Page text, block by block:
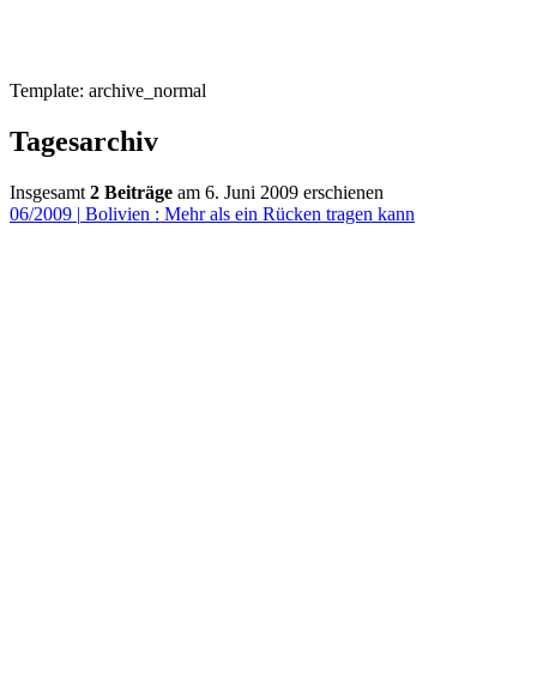
Template: archive_normal
Tagesarchiv
Insgesamt 2 Beiträge am 6. Juni 2009 erschienen
06/2009 | Bolivien : Mehr als ein Rücken tragen kann